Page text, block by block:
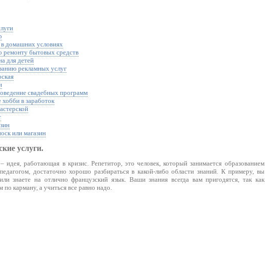
домашних условиях
ремонту бытовых средств
для детей
рекламных услуг
свадебных программ
в заработок
или магазин
услуги.
идея, работающая в кризис. Репетитор, это человек, который занимается образованием
достаточно хорошо разбираться в какой-либо области знаний. К примеру, вы
знаете на отлично французский язык. Ваши знания всегда вам пригодятся, так как
карману, а учиться все равно надо.